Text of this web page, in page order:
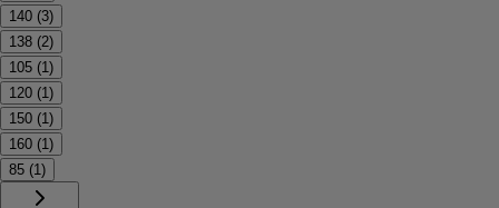
140 (3)
138 (2)
105 (1)
120 (1)
150 (1)
160 (1)
85 (1)